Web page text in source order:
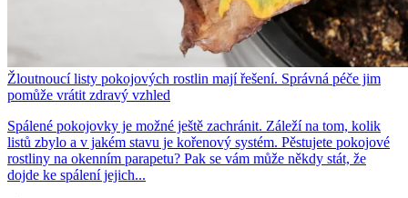
Žloutnoucí listy pokojových rostlin mají řešení. Správná péče jim
pomůže vrátit zdravý vzhled
Spálené pokojovky je možné ještě zachránit. Záleží na tom, kolik
listů zbylo a v jakém stavu je kořenový systém. Pěstujete pokojové
rostliny na okenním parapetu? Pak se vám může někdy stát, že
dojde ke spálení jejich...